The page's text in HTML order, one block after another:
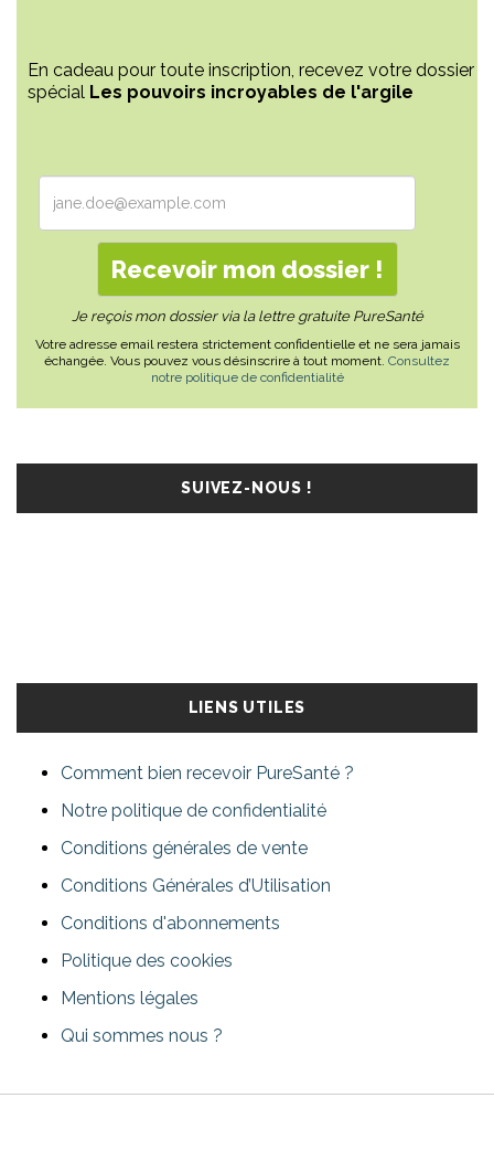
En cadeau pour toute inscription, recevez votre dossier
spécial Les pouvoirs incroyables de l'argile
Je reçois mon dossier via la lettre gratuite PureSanté
Votre adresse email restera strictement confidentielle et ne sera jamais
échangée. Vous pouvez vous désinscrire à tout moment. Consultez
notre politique de confidentialité
SUIVEZ-NOUS !
LIENS UTILES
Comment bien recevoir PureSanté ?
Notre politique de confidentialité
Conditions générales de vente
Conditions Générales d’Utilisation
Conditions d'abonnements
Politique des cookies
Mentions légales
Qui sommes nous ?